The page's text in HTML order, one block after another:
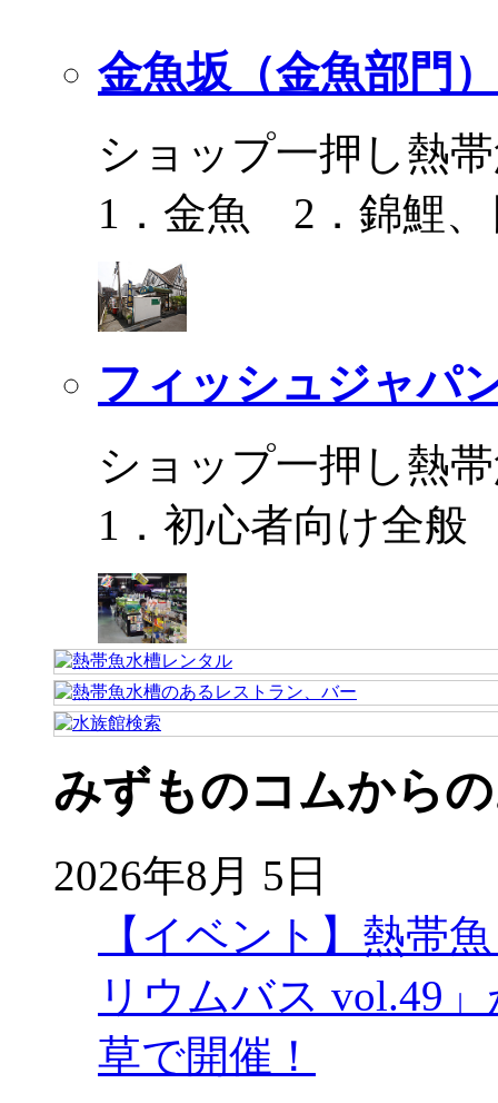
金魚坂（金魚部門）
ショップ一押し熱
1．金魚 2．錦鯉、
フィッシュジャパ
ショップ一押し熱
1．初心者向け全
みずものコムから
2026年8月 5日
【イベント】熱帯
リウムバス vol.49
草で開催！